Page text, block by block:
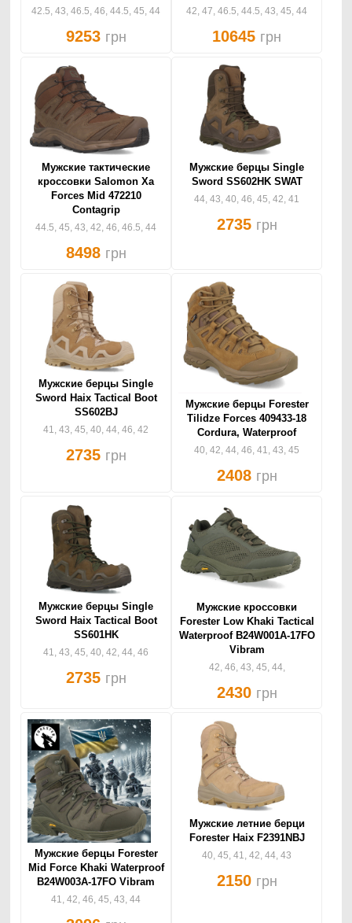
42.5, 43, 46.5, 46, 44.5, 45, 44
9253 грн
42, 47, 46.5, 44.5, 43, 45, 44
10645 грн
Мужские тактические
кроссовки Salomon Xa
Forces Mid 472210
Contagrip
44.5, 45, 43, 42, 46, 46.5, 44
8498 грн
Мужские берцы Single
Sword SS602HK SWAT
44, 43, 40, 46, 45, 42, 41
2735 грн
Мужские берцы Single
Sword Haix Tactical Boot
SS602BJ
41, 43, 45, 40, 44, 46, 42
2735 грн
Мужские берцы Forester
Tilidze Forces 409433-18
Cordura, Waterproof
40, 42, 44, 46, 41, 43, 45
2408 грн
Мужские берцы Single
Sword Haix Tactical Boot
SS601HK
41, 43, 45, 40, 42, 44, 46
2735 грн
Мужские кроссовки
Forester Low Khaki Tactical
Waterproof B24W001A-17FO
Vibram
42, 46, 43, 45, 44,
2430 грн
Мужские берцы Forester
Mid Force Khaki Waterproof
B24W003A-17FO Vibram
41, 42, 46, 45, 43, 44
Мужские летние берци
Forester Haix F2391NBJ
40, 45, 41, 42, 44, 43
2150 грн